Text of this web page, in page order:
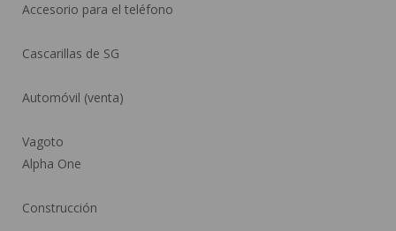
Accesorio para el teléfono
Cascarillas de SG
Automóvil (venta)
Vagoto
Alpha One
Construcción